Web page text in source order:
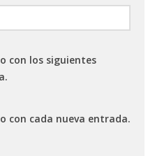
con los siguientes
con cada nueva entrada.